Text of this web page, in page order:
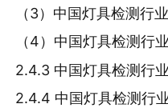
（3）中国灯具检测行
（4）中国灯具检测行
2.4.3 中国灯具检测行
2.4.4 中国灯具检测行